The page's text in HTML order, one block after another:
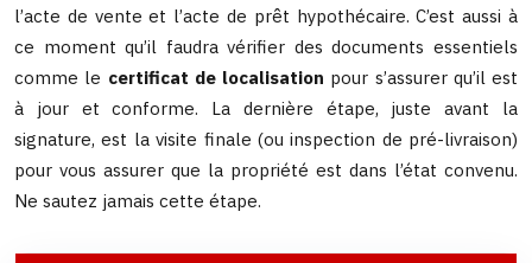
l’acte de vente et l’acte de prêt hypothécaire. C’est aussi à
ce moment qu’il faudra vérifier des documents essentiels
comme le certificat de localisation pour s’assurer qu’il est
à jour et conforme. La dernière étape, juste avant la
signature, est la visite finale (ou inspection de pré-livraison)
pour vous assurer que la propriété est dans l’état convenu.
Ne sautez jamais cette étape.